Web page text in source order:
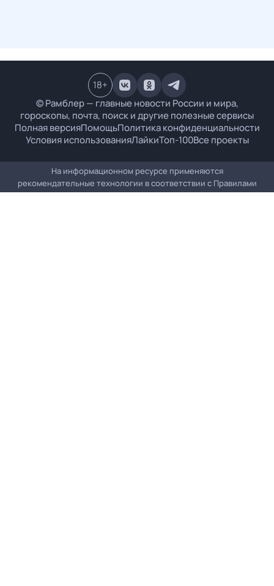
© Рамблер — главные новости России и мира,
гороскопы, почта, поиск и другие полезные сервисы
Полная версияПомощьПолитика конфиденциальности
Условия использованияЛайкиТоп-100Все проекты
18+
На информационном ресурсе применяются
рекомендательные технологии в соответствии с Правилами